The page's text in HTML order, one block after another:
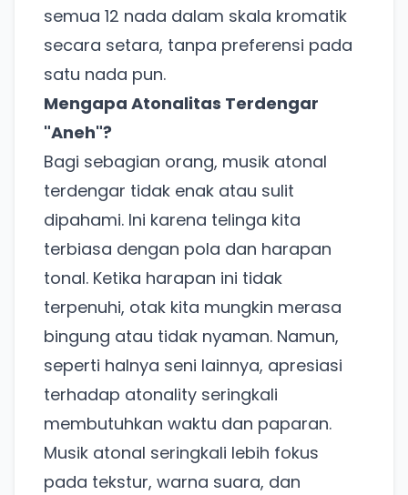
semua 12 nada dalam skala kromatik
secara setara, tanpa preferensi pada
satu nada pun.
Mengapa Atonalitas Terdengar
"Aneh"?
Bagi sebagian orang, musik atonal
terdengar tidak enak atau sulit
dipahami. Ini karena telinga kita
terbiasa dengan pola dan harapan
tonal. Ketika harapan ini tidak
terpenuhi, otak kita mungkin merasa
bingung atau tidak nyaman. Namun,
seperti halnya seni lainnya, apresiasi
terhadap atonality seringkali
membutuhkan waktu dan paparan.
Musik atonal seringkali lebih fokus
pada tekstur, warna suara, dan